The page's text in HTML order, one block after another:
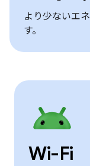
より少ないエ
す。
Wi-Fi